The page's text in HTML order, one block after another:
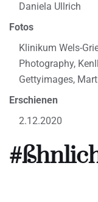
Daniela Ullrich
Fotos
Klinikum Wels-
Photography,
Gettyimages,
Erschienen
2.12.2020